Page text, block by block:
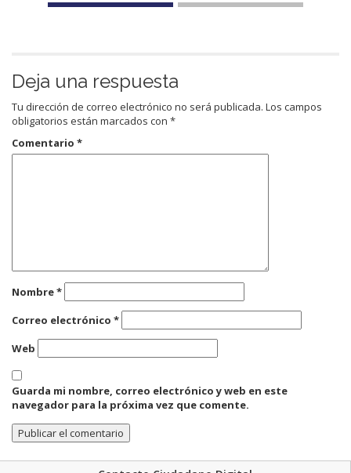
Deja una respuesta
Tu dirección de correo electrónico no será publicada. Los campos
obligatorios están marcados con *
Comentario *
Nombre*
Correo electrónico *
Web
Guarda mi nombre, correo electrónico y web en este
navegador para la próxima vez que comente.